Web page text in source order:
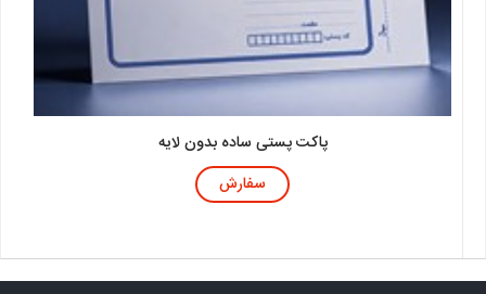
پاکت پستی ساده بدون لایه
سفارش